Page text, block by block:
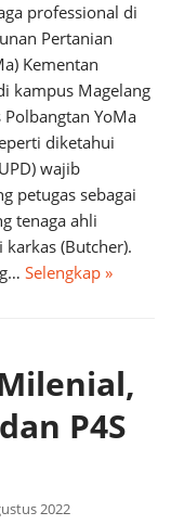
professional di
Pertanian
Kementan
kampus Magelang
YoMa
diketahui
wajib
petugas sebagai
tenaga ahli
(Butcher).
Selengkap »
P4S
2022